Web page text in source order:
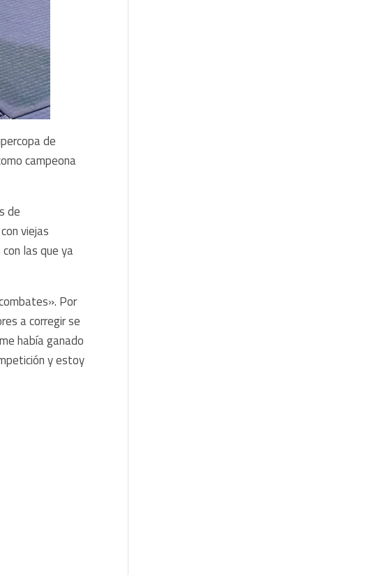
de
campeona
de
viejas
las que ya
Por
a corregir se
había ganado
y estoy